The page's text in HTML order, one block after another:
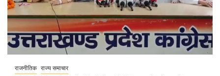
राजनीतिक राज्य समाचार